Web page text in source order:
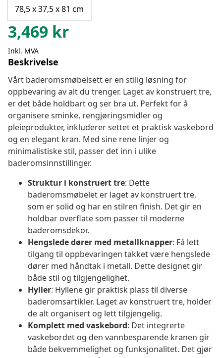
78,5 x 37,5 x 81 cm
3,469 kr
Inkl. MVA
Beskrivelse
Vårt baderomsmøbelsett er en stilig løsning for
oppbevaring av alt du trenger. Laget av konstruert tre,
er det både holdbart og ser bra ut. Perfekt for å
organisere sminke, rengjøringsmidler og
pleieprodukter, inkluderer settet et praktisk vaskebord
og en elegant kran. Med sine rene linjer og
minimalistiske stil, passer det inn i ulike
baderomsinnstillinger.
Struktur i konstruert tre: Dette
baderomsmøbelet er laget av konstruert tre,
som er solid og har en stilren finish. Det gir en
holdbar overflate som passer til moderne
baderomsdekor.
Hengslede dører med metallknapper: Få lett
tilgang til oppbevaringen takket være hengslede
dører med håndtak i metall. Dette designet gir
både stil og tilgjengelighet.
Hyller: Hyllene gir praktisk plass til diverse
baderomsartikler. Laget av konstruert tre, holder
de alt organisert og lett tilgjengelig.
Komplett med vaskebord: Det integrerte
vaskebordet og den vannbesparende kranen gir
både bekvemmelighet og funksjonalitet. Det gjør